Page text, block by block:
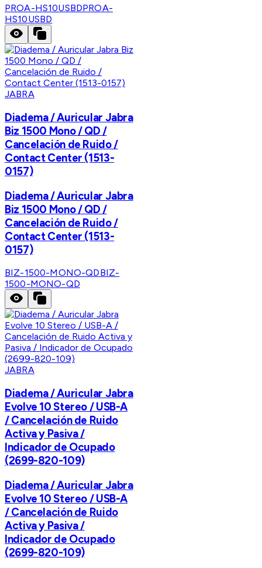
PROA-HS10USBDPROA-
HS10USBD
JABRA
Diadema / Auricular Jabra
Biz 1500 Mono / QD /
Cancelación de Ruido /
Contact Center (1513-
0157)
Diadema / Auricular Jabra
Biz 1500 Mono / QD /
Cancelación de Ruido /
Contact Center (1513-
0157)
BIZ-1500-MONO-QDBIZ-
1500-MONO-QD
JABRA
Diadema / Auricular Jabra
Evolve 10 Stereo / USB-A
/ Cancelación de Ruido
Activa y Pasiva /
Indicador de Ocupado
(2699-820-109)
Diadema / Auricular Jabra
Evolve 10 Stereo / USB-A
/ Cancelación de Ruido
Activa y Pasiva /
Indicador de Ocupado
(2699-820-109)